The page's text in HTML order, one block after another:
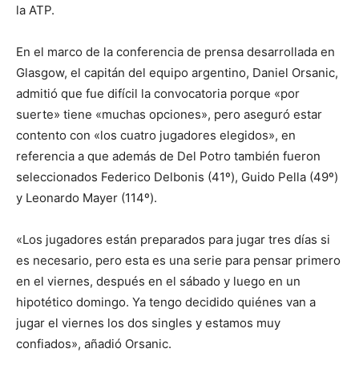
la ATP.
En el marco de la conferencia de prensa desarrollada en
Glasgow, el capitán del equipo argentino, Daniel Orsanic,
admitió que fue difícil la convocatoria porque «por
suerte» tiene «muchas opciones», pero aseguró estar
contento con «los cuatro jugadores elegidos», en
referencia a que además de Del Potro también fueron
seleccionados Federico Delbonis (41º), Guido Pella (49º)
y Leonardo Mayer (114º).
«Los jugadores están preparados para jugar tres días si
es necesario, pero esta es una serie para pensar primero
en el viernes, después en el sábado y luego en un
hipotético domingo. Ya tengo decidido quiénes van a
jugar el viernes los dos singles y estamos muy
confiados», añadió Orsanic.